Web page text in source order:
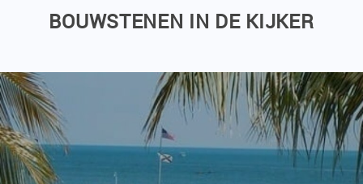
BOUWSTENEN IN DE KIJKER